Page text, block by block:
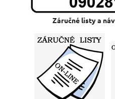
Záručné listy a